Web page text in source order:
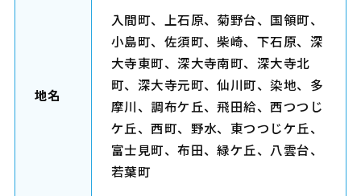
地名
入間町、上石原、菊野台、国領町、
小島町、佐須町、柴崎、下石原、深
大寺東町、深大寺南町、深大寺北
町、深大寺元町、仙川町、染地、多
摩川、調布ケ丘、飛田給、西つつじ
ケ丘、西町、野水、東つつじケ丘、
富士見町、布田、緑ケ丘、八雲台、
若葉町